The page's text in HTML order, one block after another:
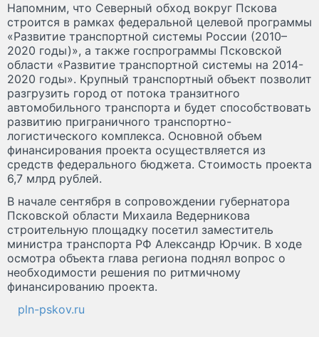
Напомним, что Северный обход вокруг Пскова
строится в рамках федеральной целевой программы
«Развитие транспортной системы России (2010–
2020 годы)», а также госпрограммы Псковской
области «Развитие транспортной системы на 2014-
2020 годы». Крупный транспортный объект позволит
разгрузить город от потока транзитного
автомобильного транспорта и будет способствовать
развитию приграничного транспортно-
логистического комплекса. Основной объем
финансирования проекта осуществляется из
средств федерального бюджета. Стоимость проекта
6,7 млрд рублей.
В начале сентября в сопровождении губернатора
Псковской области Михаила Ведерникова
строительную площадку посетил заместитель
министра транспорта РФ Александр Юрчик. В ходе
осмотра объекта глава региона поднял вопрос о
необходимости решения по ритмичному
финансированию проекта.
pln-pskov.ru